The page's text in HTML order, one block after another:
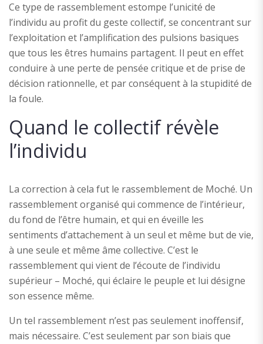
Ce type de rassemblement estompe l’unicité de
l’individu au profit du geste collectif, se concentrant sur
l’exploitation et l’amplification des pulsions basiques
que tous les êtres humains partagent. Il peut en effet
conduire à une perte de pensée critique et de prise de
décision rationnelle, et par conséquent à la stupidité de
la foule.
Quand le collectif révèle
l’individu
La correction à cela fut le rassemblement de Moché. Un
rassemblement organisé qui commence de l’intérieur,
du fond de l’être humain, et qui en éveille les
sentiments d’attachement à un seul et même but de vie,
à une seule et même âme collective. C’est le
rassemblement qui vient de l’écoute de l’individu
supérieur – Moché, qui éclaire le peuple et lui désigne
son essence même.
Un tel rassemblement n’est pas seulement inoffensif,
mais nécessaire. C’est seulement par son biais que